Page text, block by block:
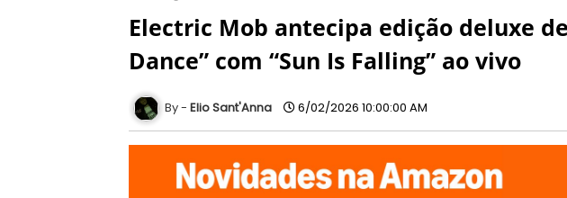
Electric Mob antecipa edição deluxe
Dance” com “Sun Is Falling” ao vivo
Elio Sant'Anna 6/02/2026 10:00:00 AM